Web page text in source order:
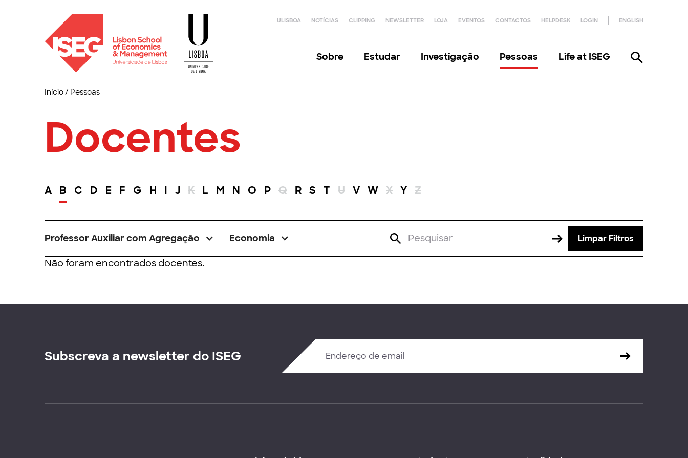
ULISBOA NOTÍCIAS CLIPPING NEWSLETTER LOJA EVENTOS CONTACTOS HELPDESK LOGIN ENGLISH
Sobre Estudar Investigação Pessoas Life at ISEG
Início/ Pessoas
Docentes
A B C D E F G H I J K L M N O P Q R S T U V W X Y Z
Professor Auxiliar com Agregação Economia Limpar Filtros
Não foram encontrados docentes.
Subscreva a newsletter do ISEG